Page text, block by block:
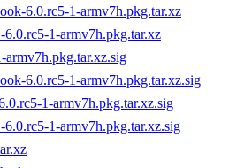
6.0.rc5-1-armv7h.pkg.tar.xz
1-armv7h.pkg.tar.xz
6.0.rc5-1-armv7h.pkg.tar.xz.sig
1-armv7h.pkg.tar.xz.sig
1-armv7h.pkg.tar.xz.sig